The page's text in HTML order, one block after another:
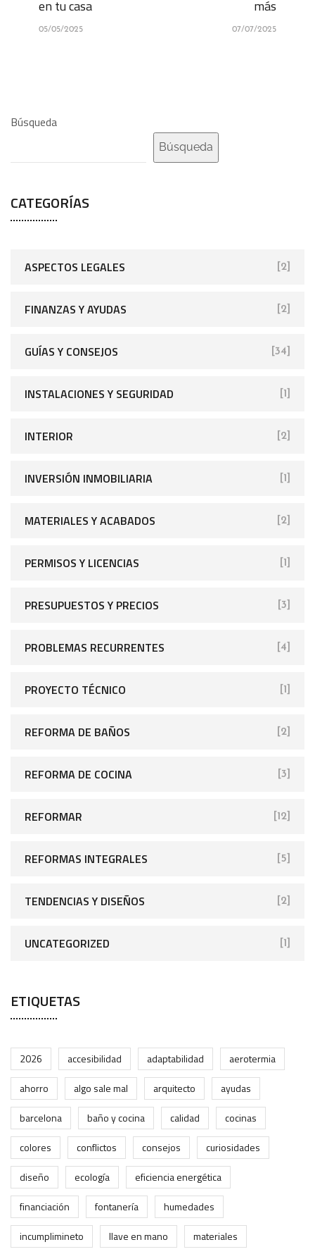
en tu casa
05/05/2025
más
07/07/2025
Búsqueda
Búsqueda
CATEGORÍAS
ASPECTOS LEGALES [2]
FINANZAS Y AYUDAS [2]
GUÍAS Y CONSEJOS [34]
INSTALACIONES Y SEGURIDAD [1]
INTERIOR [2]
INVERSIÓN INMOBILIARIA [1]
MATERIALES Y ACABADOS [2]
PERMISOS Y LICENCIAS [1]
PRESUPUESTOS Y PRECIOS [3]
PROBLEMAS RECURRENTES [4]
PROYECTO TÉCNICO [1]
REFORMA DE BAÑOS [2]
REFORMA DE COCINA [3]
REFORMAR [12]
REFORMAS INTEGRALES [5]
TENDENCIAS Y DISEÑOS [2]
UNCATEGORIZED [1]
ETIQUETAS
2026 accesibilidad adaptabilidad
aerotermia
ahorro
algo sale mal arquitecto
ayudas
barcelona
baño y cocina calidad
cocinas
colores
conflictos consejos
curiosidades
diseño
ecología
eficiencia energética
financiación
fontanería
humedades
incumplimineto
llave en mano materiales